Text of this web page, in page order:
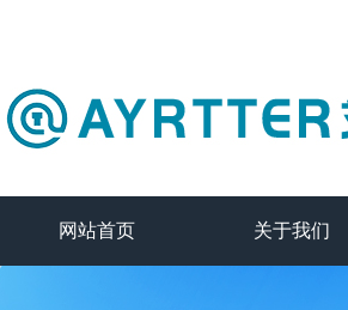
网站首页 关于我们